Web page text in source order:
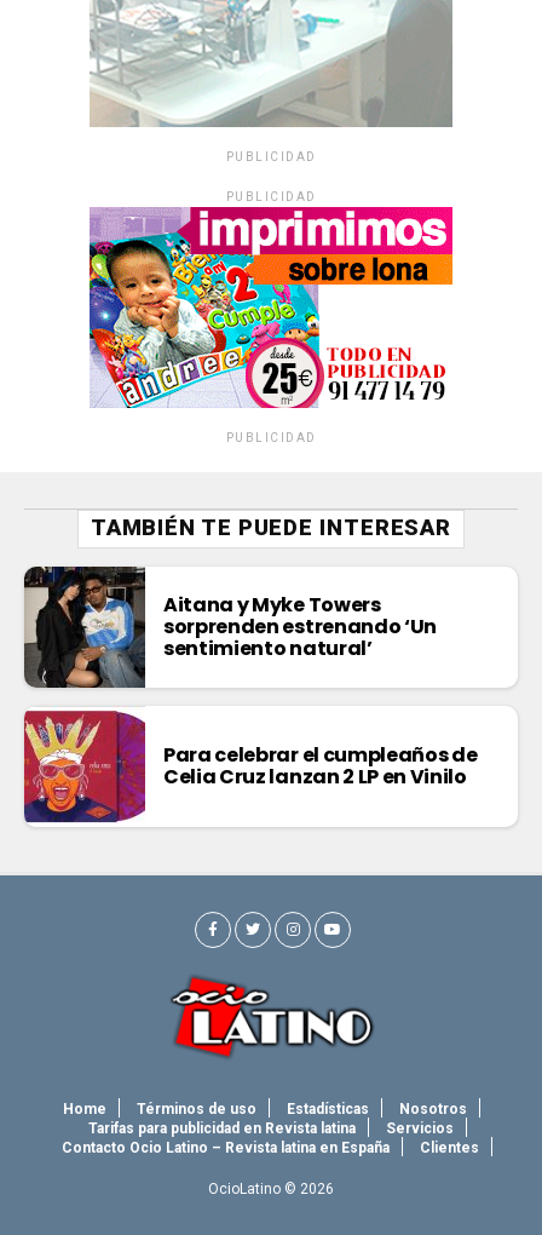
PUBLICIDAD
PUBLICIDAD
PUBLICIDAD
TAMBIÉN TE PUEDE INTERESAR
Aitana y Myke Towers
sorprenden estrenando ‘Un
sentimiento natural’
Para celebrar el cumpleaños de
Celia Cruz lanzan 2 LP en Vinilo
Home Términos de uso Estadísticas
Nosotros
Tarifas para publicidad en Revista latina
Servicios
Contacto Ocio Latino – Revista latina en España
Clientes
OcioLatino © 2026